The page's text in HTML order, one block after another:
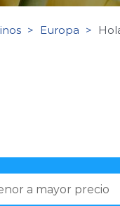
Europa
a mayor precio